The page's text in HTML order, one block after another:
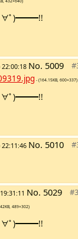
∀ﾟ)━━━!!
No. 5009
- (164.15KB, 600×337)
∀ﾟ)━━━!!
No. 5010
No. 5029
489×302)
∀ﾟ)━━━!!